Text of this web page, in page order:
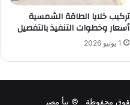
تركيب خلايا الطاقة الشمسية
أسعار وخطوات التنفيذ بالتفصيل
1 يونيو 2026